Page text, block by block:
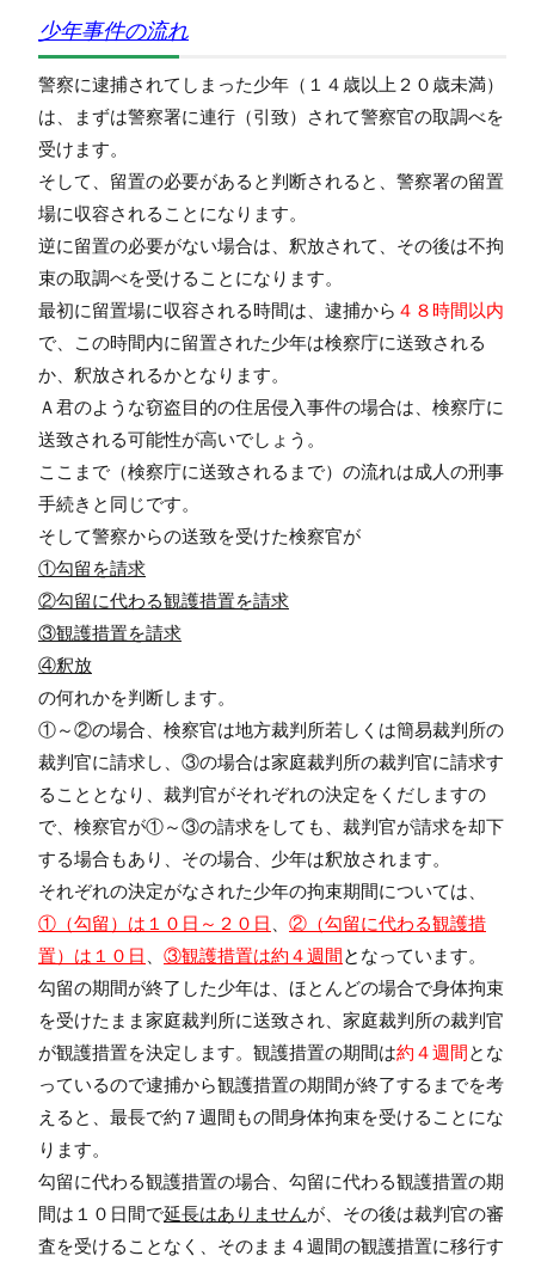
少年事件の流れ
警察に逮捕されてしまった少年（１４歳以上２０歳未満）
は、まずは警察署に連行（引致）されて警察官の取調べを
受けます。
そして、留置の必要があると判断されると、警察署の留置
場に収容されることになります。
逆に留置の必要がない場合は、釈放されて、その後は不拘
束の取調べを受けることになります。
最初に留置場に収容される時間は、逮捕から ４８時間以内
で、この時間内に留置された少年は検察庁に送致される
か、釈放されるかとなります。
Ａ君のような窃盗目的の住居侵入事件の場合は、検察庁に
送致される可能性が高いでしょう。
ここまで（検察庁に送致されるまで）の流れは成人の刑事
手続きと同じです。
そして警察からの送致を受けた検察官が
①勾留を請求
②勾留に代わる観護措置を請求
③観護措置を請求
④釈放
の何れかを判断します。
①～②の場合、検察官は地方裁判所若しくは簡易裁判所の
裁判官に請求し、③の場合は家庭裁判所の裁判官に請求す
ることとなり、裁判官がそれぞれの決定をくだしますの
で、検察官が①～③の請求をしても、裁判官が請求を却下
する場合もあり、その場合、少年は釈放されます。
それぞれの決定がなされた少年の拘束期間については、
①（勾留）は１０日～２０日
②（勾留に代わる観護措
置）は１０日
③観護措置は約４週間と なっています。
勾留の期間が終了した少年は、ほとんどの場合で身体拘束
を受けたまま家庭裁判所に送致され、家庭裁判所の裁判官
が観護措置を決定します。観護措置の期間は約４週間とな
っているので逮捕から観護措置の期間が終了するまでを考
えると、最長で約７週間もの間身体拘束を受けることにな
ります。
勾留に代わる観護措置の場合、勾留に代わる観護措置の期
間は１０日間で延長はありませんが、その後は裁判官の審
査を受けることなく、そのまま４週間の観護措置に移行す